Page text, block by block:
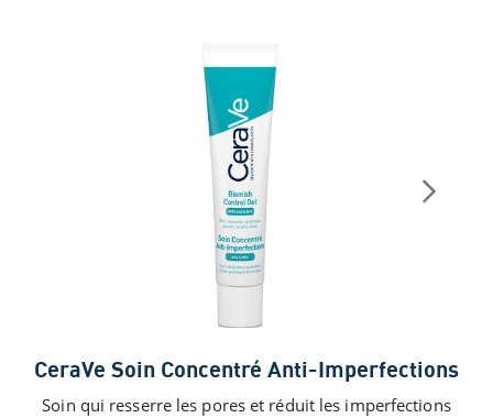
CeraVe Soin Concentré Anti-Imperfections
Soin qui resserre les pores et réduit les imperfections